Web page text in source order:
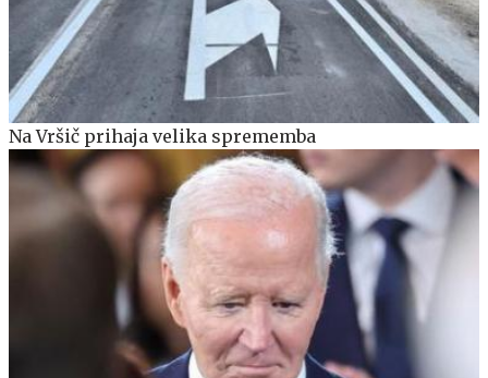
Na Vršič prihaja velika sprememba